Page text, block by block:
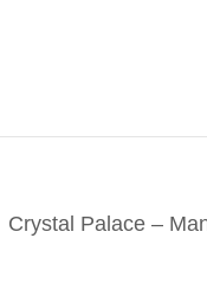
Crystal Palace –